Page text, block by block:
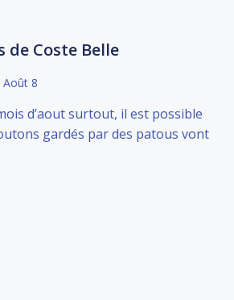
de Coste Belle
Août 8
d’aout surtout, il est possible
gardés par des patous vont